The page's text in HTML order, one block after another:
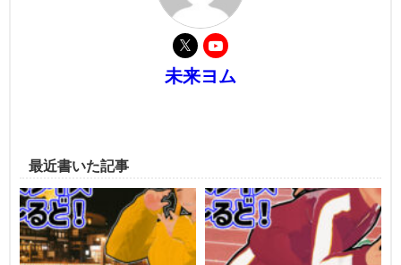
未来ヨム
最近書いた記事